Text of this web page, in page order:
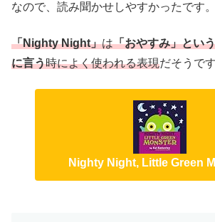
なので、読み聞かせしやすかったです。
「Nighty Night」は「おやすみ」とい
に言う時によく使われる表現だそうです
Nighty Night, Little Green